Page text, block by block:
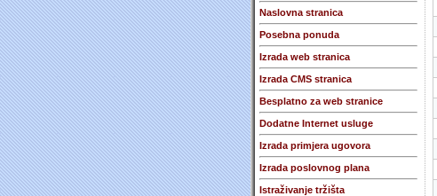
Naslovna stranica
Posebna ponuda
Izrada web stranica
Izrada CMS stranica
Besplatno za web stranice
Dodatne Internet usluge
Izrada primjera ugovora
Izrada poslovnog plana
Istraživanje tržišta